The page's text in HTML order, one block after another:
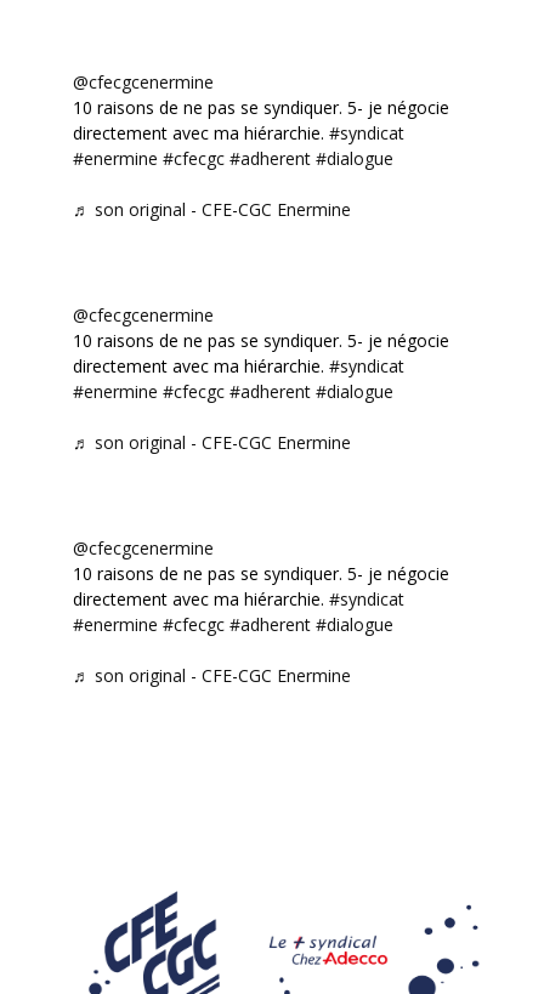
@cfecgcenermine
10 raisons de ne pas se syndiquer. 5- je négocie
directement avec ma hiérarchie. #syndicat
#enermine #cfecgc #adherent #dialogue
♬ son original - CFE-CGC Enermine
@cfecgcenermine
10 raisons de ne pas se syndiquer. 5- je négocie
directement avec ma hiérarchie. #syndicat
#enermine #cfecgc #adherent #dialogue
♬ son original - CFE-CGC Enermine
@cfecgcenermine
10 raisons de ne pas se syndiquer. 5- je négocie
directement avec ma hiérarchie. #syndicat
#enermine #cfecgc #adherent #dialogue
♬ son original - CFE-CGC Enermine